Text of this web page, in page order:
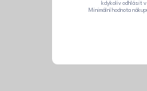
kdykoliv odhlásit
Minimální hodnota